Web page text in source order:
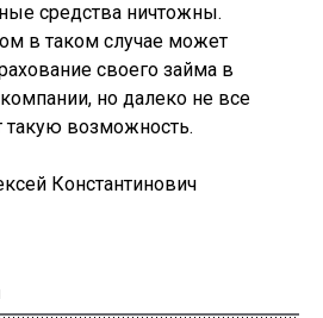
средства ничтожны.
в таком случае может
своего займа в
но далеко не все
возможность.
Константинович